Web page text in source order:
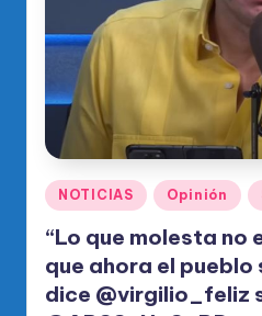
Publicado
en
NOTICIAS Opinión
“Lo que molesta no
que ahora el pueblo
dice @virgilio_feliz